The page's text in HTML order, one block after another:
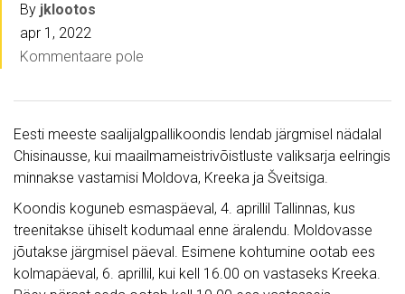
By jklootos
apr 1, 2022
Kommentaare pole
Eesti meeste saalijalgpallikoondis lendab järgmisel nädalal
Chisinausse, kui maailmameistrivõistluste valiksarja eelringis
minnakse vastamisi Moldova, Kreeka ja Šveitsiga.
Koondis koguneb esmaspäeval, 4. aprillil Tallinnas, kus
treenitakse ühiselt kodumaal enne äralendu. Moldovasse
jõutakse järgmisel päeval. Esimene kohtumine ootab ees
kolmapäeval, 6. aprillil, kui kell 16.00 on vastaseks Kreeka.